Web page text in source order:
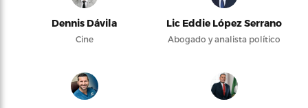
Dennis Dávila
Cine
Lic Eddie López Serrano
Abogado y analista político